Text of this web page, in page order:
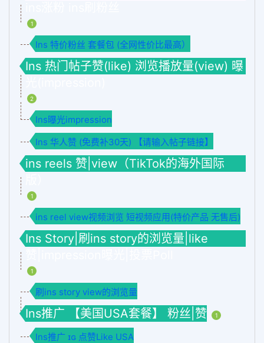
1
Ins 特价粉丝 套餐包 (全网性价比最高）
Ins 热门帖子赞(like) 浏览播放量(view) 曝
2
Ins曝光impression
Ins 华人赞 (免费补30天) 【请输入帖子链接】
ins reels 赞|view（TikTok的海外国际
1
ins reel view视频浏览 短视频应用(特价产品 无售后)
Ins Story|刷ins story的浏览量|like
1
刷ins story view的浏览量
Ins推广 【美国USA套餐】 粉丝|赞 1
Ins推广 ɪɢ 点赞Like USA